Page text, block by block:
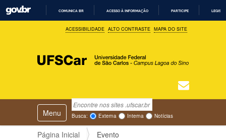
R
A
E
D
COMUNICA BR ACESSO À INFORMAÇÃO PARTICIPE
ACESSIBILIDADE ALTO CONTRASTE MAPA DO SITE
Busca
Busca Avançada…
Busca: Externa Interna Notícias
v
Toggle navigation
Página Inicial Evento